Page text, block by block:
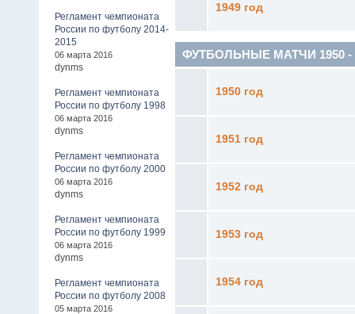
Регламент чемпионата
России по футболу 2014-
2015
06 марта 2016
dynms
Регламент чемпионата
России по футболу 1998
06 марта 2016
dynms
Регламент чемпионата
России по футболу 2000
06 марта 2016
dynms
Регламент чемпионата
России по футболу 1999
06 марта 2016
dynms
Регламент чемпионата
России по футболу 2008
05 марта 2016
1949 год
ФУТБОЛЬНЫЕ МАТЧИ 1950 -
1950 год
1951 год
1952 год
1953 год
1954 год